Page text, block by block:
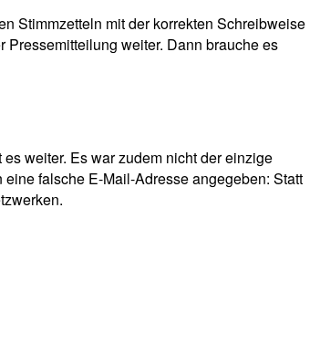
Stimmzetteln mit der korrekten Schreibweise
weiter. Dann brauche es
weiter. Es war zudem nicht der einzige
falsche E-Mail-Adresse angegeben: Statt